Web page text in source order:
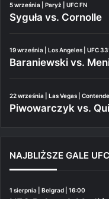
5 września | Paryż | UFC FN
Syguła vs. Cornolle
19 września | Los Angeles | UFC
Baraniewski vs.
22 września | Las Vegas |
Piwowarczyk vs.
NAJBLIŻSZE GALE UFC
1 sierpnia | Belgrad | 16:00